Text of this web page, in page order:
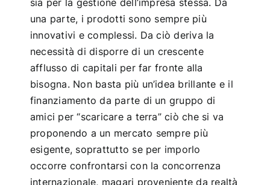
sia per la gestione dell’impresa stessa. Da
una parte, i prodotti sono sempre più
innovativi e complessi. Da ciò deriva la
necessità di disporre di un crescente
afflusso di capitali per far fronte alla
bisogna. Non basta più un’idea brillante e il
finanziamento da parte di un gruppo di
amici per “scaricare a terra” ciò che si va
proponendo a un mercato sempre più
esigente, soprattutto se per imporlo
occorre confrontarsi con la concorrenza
internazionale, magari proveniente da realtà